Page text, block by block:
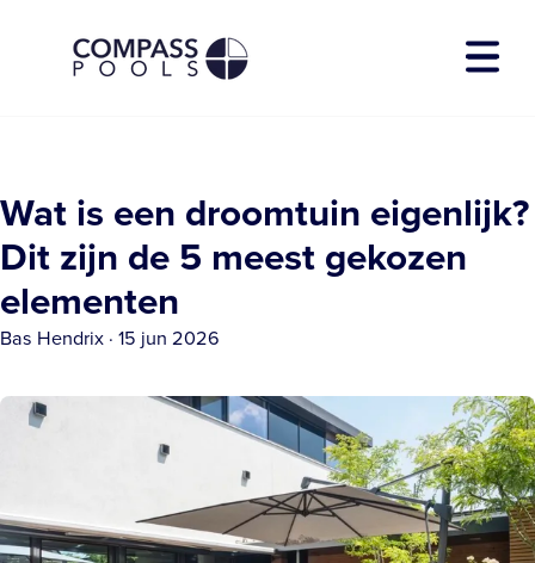
Diensten
Over Compass
Showtuin
Contact
Wat is een droomtuin eigenlijk?
Dit zijn de 5 meest gekozen
elementen
Bas Hendrix · 15 jun 2026